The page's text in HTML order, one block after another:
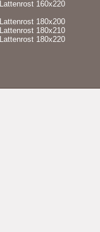
Lattenrost 160x220
Lattenrost 180x200
Lattenrost 180x210
Lattenrost 180x220